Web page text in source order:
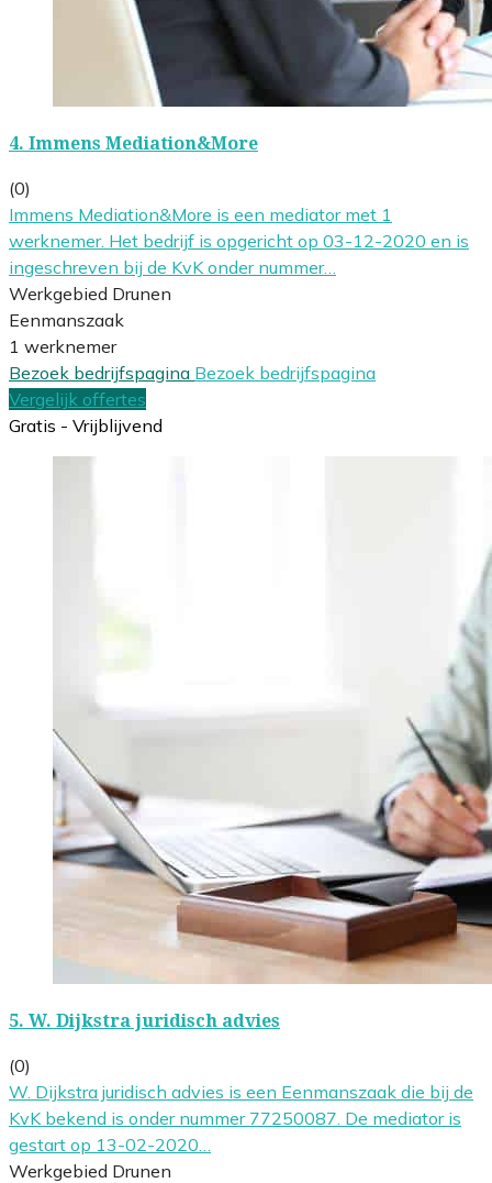
4. Immens Mediation&More
(0)
Immens Mediation&More is een mediator met 1
werknemer. Het bedrijf is opgericht op 03-12-2020 en is
ingeschreven bij de KvK onder nummer…
Werkgebied Drunen
Eenmanszaak
1 werknemer
Bezoek bedrijfspagina Bezoek bedrijfspagina
Vergelijk offertes
Gratis - Vrijblijvend
5. W. Dijkstra juridisch advies
(0)
W. Dijkstra juridisch advies is een Eenmanszaak die bij de
KvK bekend is onder nummer 77250087. De mediator is
gestart op 13-02-2020…
Werkgebied Drunen